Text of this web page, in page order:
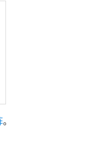
。